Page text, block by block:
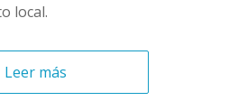
local.
Leer más